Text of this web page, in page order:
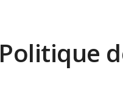
Politique